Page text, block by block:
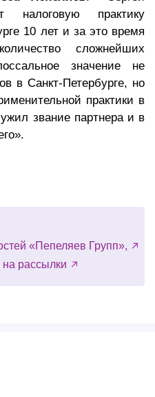
налоговую практику
10 лет и за это время
сложнейших
значение не
в Санкт-Петербурге, но
практики в
звание партнера и в
«Пепеляев Групп»,
рассылки